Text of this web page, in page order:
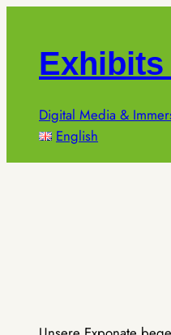
springenExhibits
Digital Media &
English